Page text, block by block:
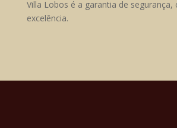
Villa Lobos é a garantia de
excelência.